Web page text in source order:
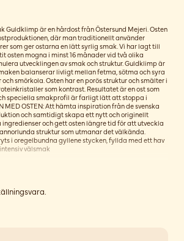
Guldklimp är en hårdost från Östersund Mejeri. Osten
där man traditionellt använder
som ger ostarna en lätt syrlig smak. Vi har lagt till
osten mogna i minst 16 månader vid två olika
utvecklingen av smak och struktur. Guldklimp är
balanserar livligt mellan fetma, sötma och syra
smörkola. Osten har en porös struktur och smälter i
som kontrast. Resultatet är en ost som
speciella smakprofil är farligt lätt att stoppa i
MED OSTEN: Att hämta inspiration från de svenska
och samtidigt skapa ett nytt och originellt
och gett osten längre tid för att utveckla
struktur som utmanar det välkända.
i oregelbundna gyllene stycken, fyllda med ett hav
välsmak